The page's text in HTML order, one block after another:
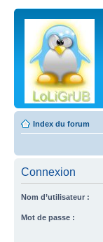
Index du forum
Connexion
Nom d’utilisateur :
Mot de passe :